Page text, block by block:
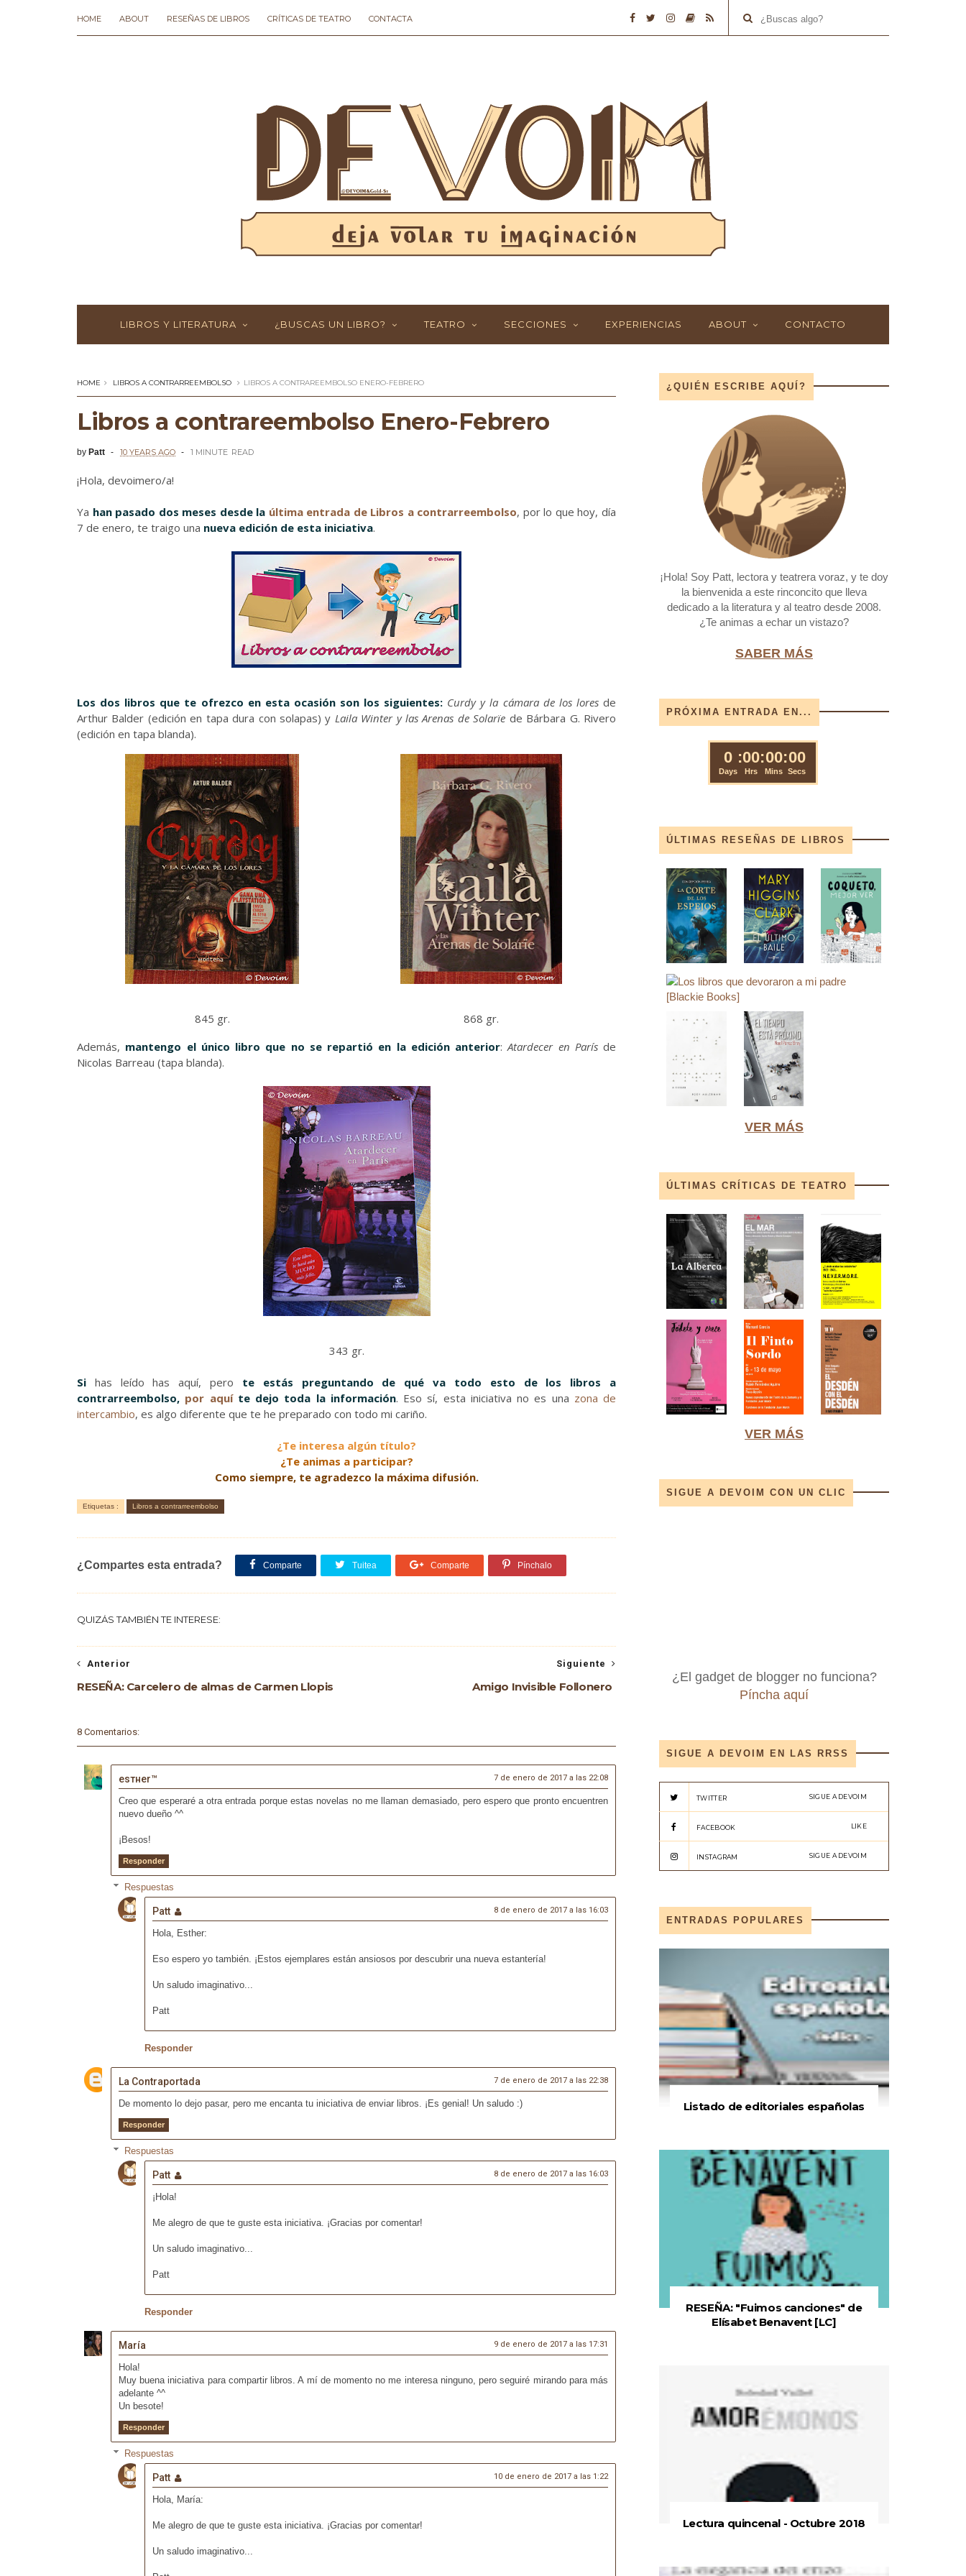
HOME ABOUT RESEÑAS DE LIBROS CRÍTICAS DE TEATRO CONTACTA
LIBROS Y LITERATURA ¿BUSCAS UN LIBRO? TEATRO SECCIONES EXPERIENCIAS ABOUT CONTACTO
HOME LIBROS A CONTRARREEMBOLSO LIBROS A CONTRAREEMBOLSO ENERO-FEBRERO
Libros a contrareembolso Enero-Febrero
by Patt 10 YEARS AGO 1 MINUTE READ
¡Hola, devoimero/a!
Ya han pasado dos meses desde la última entrada de Libros a contrarreembolso, por lo que hoy, día
7 de enero, te traigo una nueva edición de esta iniciativa.
Los dos libros que te ofrezco en esta ocasión son los siguientes: Curdy y la cámara de los loresde
Arthur Balder (edición en tapa dura con solapas) y Laila Winter y las Arenas de Solarïe de Bárbara G. Rivero
(edición en tapa blanda).
845 gr.
868 gr.
Además, mantengo el único libro que no se repartió en la edición anterior:Atardecer en Parísde
Nicolas Barreau (tapa blanda).
343 gr.
Si has leído has aquí, pero te estás preguntando de qué va todo esto de los libros a
contrarreembolso, por aquíte dejo toda la información. Eso sí, esta iniciativa no es una zona de
intercambio, es algo diferente que te he preparado con todo mi cariño.
¿Te interesa algún título?
¿Te animas a participar?
Como siempre, te agradezco la máxima difusión.
Etiquetas : Libros a contrarreembolso
¿Compartes esta entrada? Comparte Tuitea Comparte Pínchalo
QUIZÁS TAMBIÉN TE INTERESE:
Siguiente
Amigo Invisible Follonero
Anterior
RESEÑA: Carcelero de almas de Carmen Llopis
8 Comentarios:
eѕтнer™ 7 de enero de 2017 a las 22:08
Creo que esperaré a otra entrada porque estas novelas no me llaman demasiado, pero espero que pronto encuentren
nuevo dueño ^^
¡Besos!
Responder
Respuestas
Patt 8 de enero de 2017 a las 16:03
Hola, Esther:
Eso espero yo también. ¡Estos ejemplares están ansiosos por descubrir una nueva estantería!
Un saludo imaginativo...
Patt
Responder
La Contraportada 7 de enero de 2017 a las 22:38
De momento lo dejo pasar, pero me encanta tu iniciativa de enviar libros. ¡Es genial! Un saludo :)
Responder
Respuestas
Patt 8 de enero de 2017 a las 16:03
¡Hola!
Me alegro de que te guste esta iniciativa. ¡Gracias por comentar!
Un saludo imaginativo...
Patt
Responder
María 9 de enero de 2017 a las 17:31
Hola!
Muy buena iniciativa para compartir libros. A mí de momento no me interesa ninguno, pero seguiré mirando para más
adelante ^^
Un besote!
Responder
Respuestas
Patt 10 de enero de 2017 a las 1:22
Hola, María:
Me alegro de que te guste esta iniciativa. ¡Gracias por comentar!
Un saludo imaginativo...
¿QUIÉN ESCRIBE AQUÍ?
¡Hola! Soy Patt, lectora y teatrera voraz, y te doy
la bienvenida a este rinconcito que lleva
dedicado a la literatura y al teatro desde 2008.
¿Te animas a echar un vistazo?
SABER MÁS
PRÓXIMA ENTRADA EN...
ÚLTIMAS RESEÑAS DE LIBROS
VER MÁS
ÚLTIMAS CRÍTICAS DE TEATRO
VER MÁS
SIGUE A DEVOIM CON UN CLIC
¿El gadget de blogger no funciona?
Píncha aquí
SIGUE A DEVOIM EN LAS RRSS
TWITTER SIGUE A DEVOIM
FACEBOOK LIKE
INSTAGRAM SIGUE A DEVOIM
ENTRADAS POPULARES
Listado de editoriales españolas
RESEÑA: "Fuimos canciones" de
Elísabet Benavent [LC]
Lectura quincenal - Octubre 2018